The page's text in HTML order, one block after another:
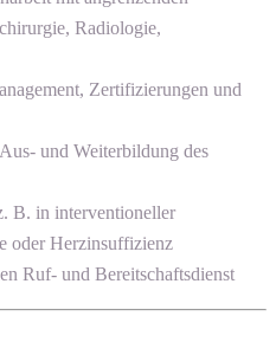
Radiologie,
Zertifizierungen und
und Weiterbildung des
B. in interventioneller
oder Herzinsuffizienz
Ruf- und Bereitschaftsdienst